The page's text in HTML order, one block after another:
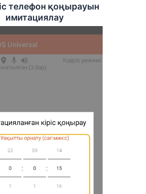
телефон қоңырауын
имитациялау